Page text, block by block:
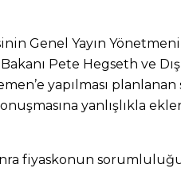
Genel Yayın
Pete Hegseth ve
yapılması planlanan
yanlışlıkla
fiyaskonun